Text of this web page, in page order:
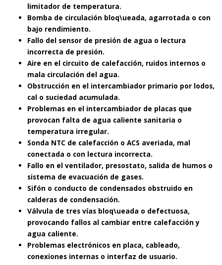
limitador de temperatura.
Bomba de circulación bloq\ueada, agarrotada o con
bajo rendimiento.
Fallo del sensor de presión de agua o lectura
incorrecta de presión.
Aire en el circuito de calefacción, ruidos internos o
mala circulación del agua.
Obstrucción en el intercambiador primario por lodos,
cal o suciedad acumulada.
Problemas en el intercambiador de placas que
provocan falta de agua caliente sanitaria o
temperatura irregular.
Sonda NTC de calefacción o ACS averiada, mal
conectada o con lectura incorrecta.
Fallo en el ventilador, presostato, salida de humos o
sistema de evacuación de gases.
Sifón o conducto de condensados obstruido en
calderas de condensación.
Válvula de tres vías bloq\ueada o defectuosa,
provocando fallos al cambiar entre calefacción y
agua caliente.
Problemas electrónicos en placa, cableado,
conexiones internas o interfaz de usuario.